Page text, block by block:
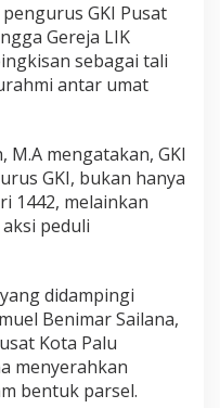
GKI Pusat
Gereja LIK
sebagai tali
antar umat
M.A mengatakan, GKI
GKI, bukan hanya
1442, melainkan
peduli
didampingi
Benimar Sailana,
Kota Palu
menyerahkan
bentuk parsel.